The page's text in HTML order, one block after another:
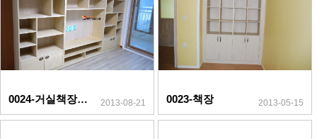
0024-거실책장(자작나무) 2013-08-21 0023-책장 2013-05-15